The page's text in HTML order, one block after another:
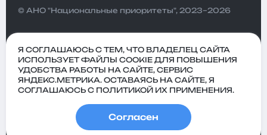
© АНО "Национальные приоритеты", 2023–2026
конфиденциальности
Пользовательское
соглашение
Я СОГЛАШАЮСЬ С ТЕМ, ЧТО ВЛАДЕЛЕЦ САЙТА
ИСПОЛЬЗУЕТ ФАЙЛЫ COOKIE ДЛЯ ПОВЫШЕНИЯ
УДОБСТВА РАБОТЫ НА САЙТЕ, СЕРВИС
ЯНДЕКС.МЕТРИКА. ОСТАВАЯСЬ НА САЙТЕ, Я
СОГЛАШАЮСЬ С ПОЛИТИКОЙ ИХ ПРИМЕНЕНИЯ.
Согласен